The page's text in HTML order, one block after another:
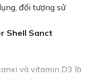
đối tượng sử
Shell Sanct
và vitamin D3 là